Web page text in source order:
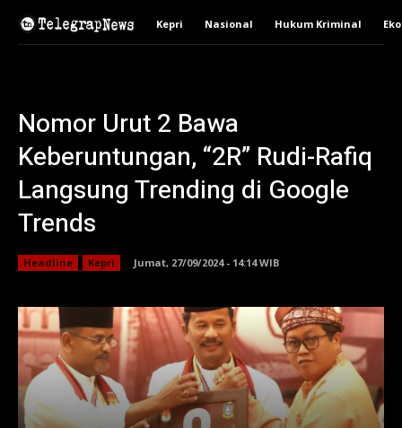
Kepri Nasional Hukum Kriminal
Nomor Urut 2 Bawa
Keberuntungan, “2R” Rudi-Rafiq
Langsung Trending di Google
Trends
Headline Kepri Jumat, 27/09/2024 - 14:14 WIB